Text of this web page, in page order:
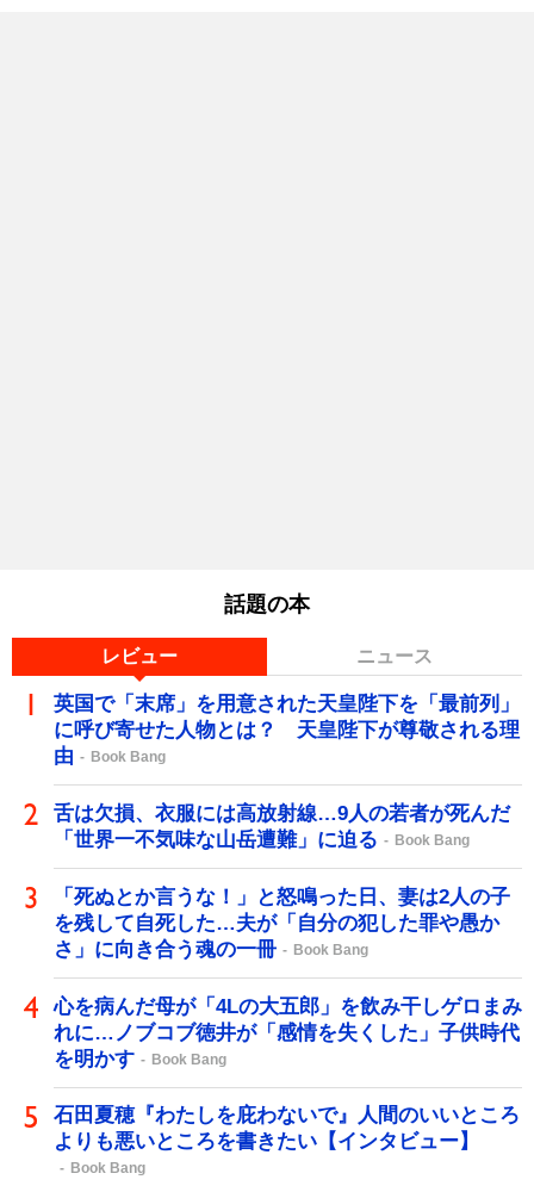
話題の本
レビュー ニュース
英国で「末席」を用意された天皇陛下を「最前列」
に呼び寄せた人物とは？ 天皇陛下が尊敬される理
由
Book Bang
舌は欠損、衣服には高放射線…9人の若者が死んだ
「世界一不気味な山岳遭難」に迫る
Book Bang
「死ぬとか言うな！」と怒鳴った日、妻は2人の子
を残して自死した…夫が「自分の犯した罪や愚か
さ」に向き合う魂の一冊
Book Bang
心を病んだ母が「4Lの大五郎」を飲み干しゲロまみ
れに…ノブコブ徳井が「感情を失くした」子供時代
を明かす
Book Bang
石田夏穂『わたしを庇わないで』人間のいいところ
よりも悪いところを書きたい【インタビュー】
Book Bang